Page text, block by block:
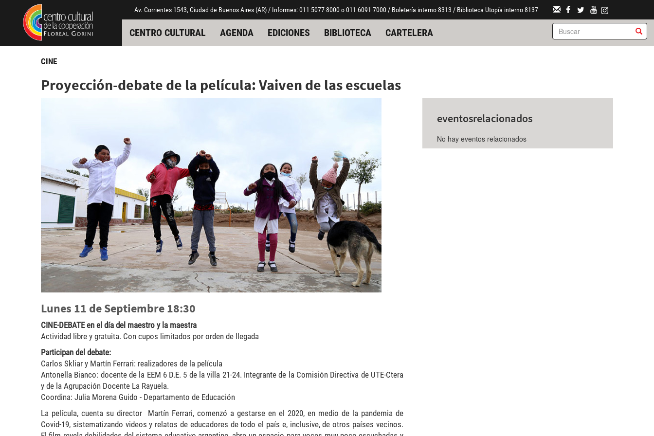
Pasar al contenido principal
Jump to main content Av. Corrientes 1543, Ciudad de Buenos Aires (AR) / Informes: 011 5077-8000 o 011 6091-7000 / Boletería interno 8313 / Biblioteca Utopía interno 8137
CENTRO CULTURAL AGENDA EDICIONES BIBLIOTECA CARTELERA
CINE
Proyección-debate de la película: Vaiven de las escuelas
Lunes 11 de Septiembre 18:30
CINE-DEBATE en el día del maestro y la maestra
Actividad libre y gratuita. Con cupos limitados por orden de llegada
Participan del debate:
Carlos Skliar y Martín Ferrari: realizadores de la película
Antonella Bianco: docente de la EEM 6 D.E. 5 de la villa 21-24. Integrante de la Comisión Directiva de UTE-Ctera
y de la Agrupación Docente La Rayuela.
Coordina: Julia Morena Guido - Departamento de Educación
La película, cuenta su director Martín Ferrari, comenzó a gestarse en el 2020, en medio de la pandemia de
Covid-19, sistematizando videos y relatos de educadores de todo el país e, inclusive, de otros países vecinos.
eventosrelacionados
No hay eventos relacionados